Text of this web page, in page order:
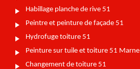
Habillage planche de rive 51
Peintre et peinture de façade 51
Hydrofuge toiture 51
Peinture sur tuile et toiture 51 Marne
Changement de toiture 51